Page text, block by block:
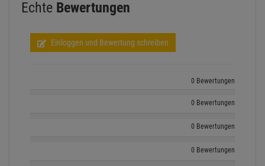
Echte Bewertungen
Einloggen und Bewertung schreiben
0 Bewertungen
0 Bewertungen
0 Bewertungen
0 Bewertungen